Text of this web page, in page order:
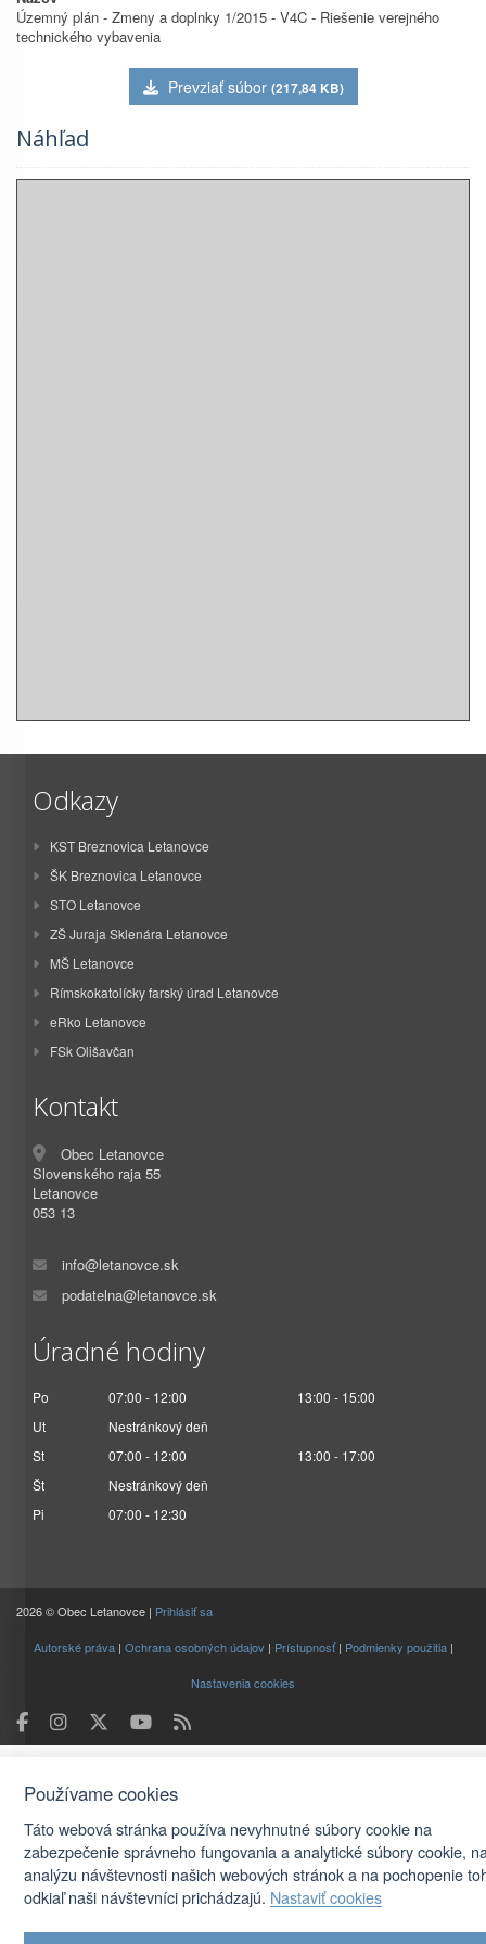
Územný plán - Zmeny a doplnky 1/2015 - V4C - Riešenie verejného
technického vybavenia
Prevziať súbor (217,84 KB)
Náhľad
Odkazy
KST Breznovica Letanovce
ŠK Breznovica Letanovce
STO Letanovce
ZŠ Juraja Sklenára Letanovce
MŠ Letanovce
Rímskokatolícky farský úrad Letanovce
eRko Letanovce
FSk Olišavčan
Kontakt
Obec Letanovce
Slovenského raja 55
Letanovce
053 13
info@letanovce.sk
podatelna@letanovce.sk
Úradné hodiny
Po 07:00 - 12:00
13:00 - 15:00
Ut
Nestránkový deň
St
07:00 - 12:00
13:00 - 17:00
Št
Nestránkový deň
Pi
07:00 - 12:30
2026 © Obec Letanovce | Prihlásiť sa
Autorské práva| Ochrana osobných údajov | Prístupnosť| Podmienky použitia|
Nastavenia cookies
Používame cookies
Táto webová stránka používa nevyhnutné súbory cookie na
zabezpečenie správneho fungovania a analytické súbory cookie,
analýzu návštevnosti našich webových stránok a na pochopenie
odkiaľ naši návštevníci prichádzajú. Nastaviť cookies